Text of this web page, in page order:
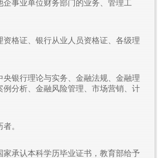
事业单位财务部门的业务、管理工
格证、银行从业人员资格证、各级理
银行理论与实务、金融法规、金融理
分析、金融风险管理、市场营销、计
。
承认本科学历毕业证书，教育部给予